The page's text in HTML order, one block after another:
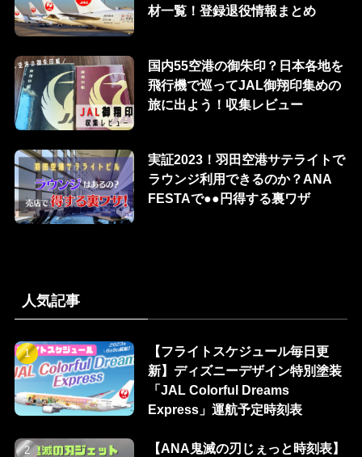
材一覧！登録退役情報まとめ
国内55空港の御朱印？日本各地を
飛行機で巡ってJAL御翔印集めの
旅に出よう！収集レビュー
実証2023！羽田空港サテライトで
ラウンジ利用できるのか？ANA
FESTAで●●円得する裏ワザ
人気記事
【フライトスケジュール毎日更
新】ディズニーデザイン特別塗装
「JAL Colorful Dreams
Express」運航予定時刻表
【ANA鬼滅の刃じぇっと時刻表】